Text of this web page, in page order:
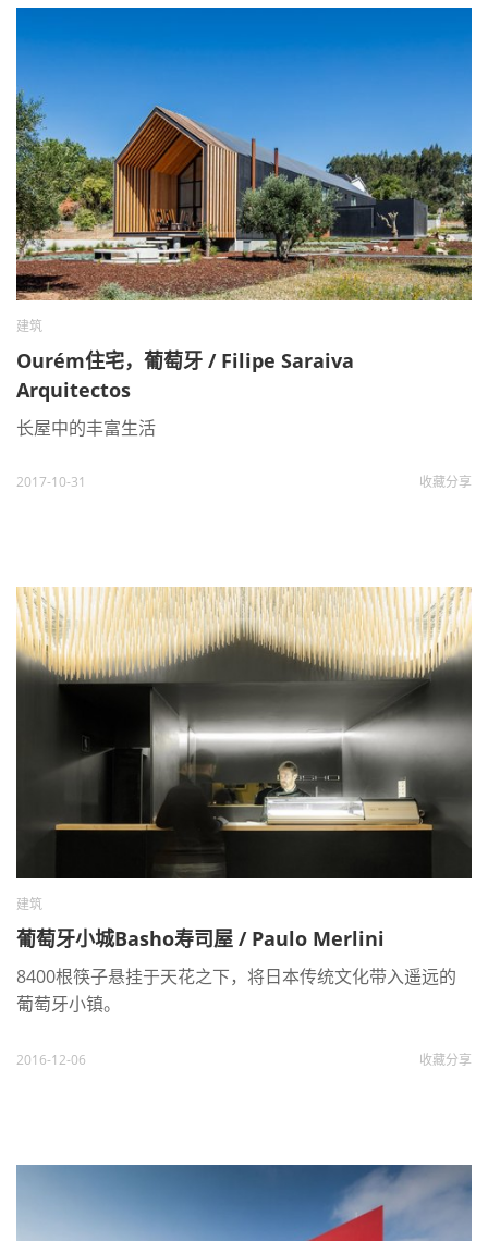
建筑
Ourém住宅，葡萄牙 / Filipe Saraiva
Arquitectos
长屋中的丰富生活
2017-10-31 收藏分享
建筑
葡萄牙小城Basho寿司屋 / Paulo Merlini
8400根筷子悬挂于天花之下，将日本传统文化带入遥远的
葡萄牙小镇。
2016-12-06 收藏分享